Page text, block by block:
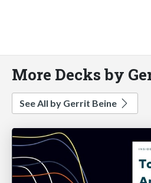
More Decks by
See All by Gerrit Beine